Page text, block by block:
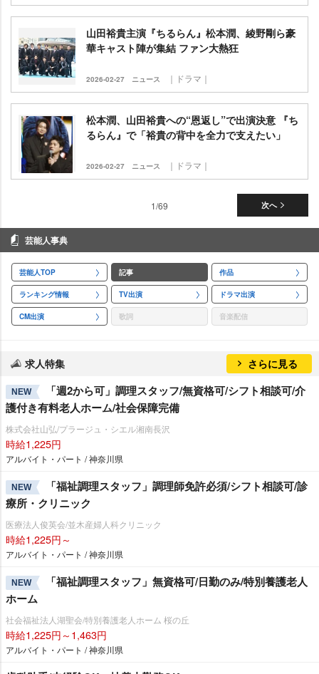
山田裕貴主演『ちるらん』松本潤、綾野剛ら豪
華キャスト陣が集結 ファン大熱狂
2026-02-27 ニュース ｜ドラマ｜
松本潤、山田裕貴への“恩返し”で出演決意 『ち
るらん』で「裕貴の背中を全力で支えたい」
2026-02-27 ニュース ｜ドラマ｜
次へ
1/69
芸能人事典
芸能人TOP 記事 作品
ランキング情報 TV出演 ドラマ出演
CM出演 歌詞 音楽配信
求人特集 さらに見る
NEW
「週2から可」調理スタッフ/無資格可/シフト相談可/介
護付き有料老人ホーム/社会保障完備
株式会社山弘/プラージュ・シエル湘南長沢
時給1,225円
アルバイト・パート / 神奈川県
NEW
「福祉調理スタッフ」調理師免許必須/シフト相談可/診
療所・クリニック
医療法人俊英会/並木産婦人科クリニック
時給1,225円～
アルバイト・パート / 神奈川県
NEW
「福祉調理スタッフ」無資格可/日勤のみ/特別養護老人
ホーム
社会福祉法人湖聖会/特別養護老人ホーム 桜の丘
時給1,225円～1,463円
アルバイト・パート / 神奈川県